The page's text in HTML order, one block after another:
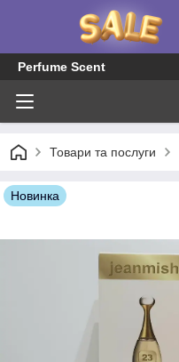
Perfume Scent
Товари та послуги
Новинка